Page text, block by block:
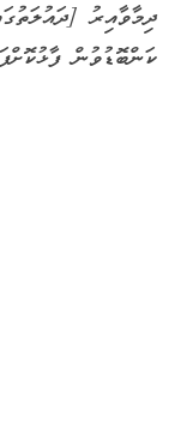
ދިމާވާއިރު
ކަންބޮޑުވުން